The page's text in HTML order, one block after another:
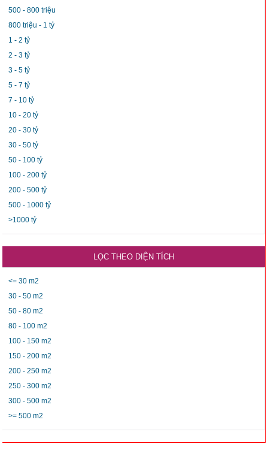
500 - 800 triệu
800 triệu - 1 tỷ
1 - 2 tỷ
2 - 3 tỷ
3 - 5 tỷ
5 - 7 tỷ
7 - 10 tỷ
10 - 20 tỷ
20 - 30 tỷ
30 - 50 tỷ
50 - 100 tỷ
100 - 200 tỷ
200 - 500 tỷ
500 - 1000 tỷ
>1000 tỷ
LỌC THEO DIỆN TÍCH
<= 30 m2
30 - 50 m2
50 - 80 m2
80 - 100 m2
100 - 150 m2
150 - 200 m2
200 - 250 m2
250 - 300 m2
300 - 500 m2
>= 500 m2